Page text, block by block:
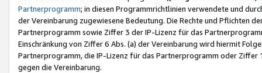
Partnerprogramm; in diesen Programmrichtlinien verwendete und
der Vereinbarung zugewiesene Bedeutung. Die Rechte und Pflichten
Partnerprogramm sowie Ziffer 3 der IP-Lizenz für das
Einschränkung von Ziffer 6 Abs. (a) der Vereinbarung wird hiermit
Partnerprogramm, die IP-Lizenz für das Partnerprogramm oder
gegen die Vereinbarung.